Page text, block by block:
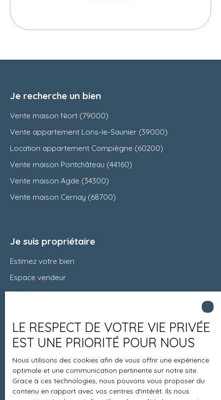
Je recherche un bien
Vente maison Niort (79000)
Vente appartement Lons-le-Saunier (39000)
Location appartement Compiègne (60200)
Vente maison Pontchâteau (44160)
Vente maison Agde (34300)
Vente maison Cernay (68700)
Je suis propriétaire
Estimez votre bien
Espace vendeur
Vendre avec nous
Contact
Informations
Recrutement
LE RESPECT DE VOTRE VIE PRIVÉE
EST UNE PRIORITÉ POUR NOUS
Nous utilisons des cookies afin de vous offrir une expérience
optimale et une communication pertinente sur notre site.
Grace à ces technologies, nous pouvons vous proposer du
contenu en rapport avec vos centres d'intérêt. Ils nous